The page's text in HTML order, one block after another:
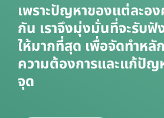
เพราะปัญหาของแต่ละอ
กัน เราจึงมุ่งมั่นที่จะรับฟั
ให้มากที่สุด เพื่อจัดทำหลั
ความต้องการและแก้ปัญ
จุด